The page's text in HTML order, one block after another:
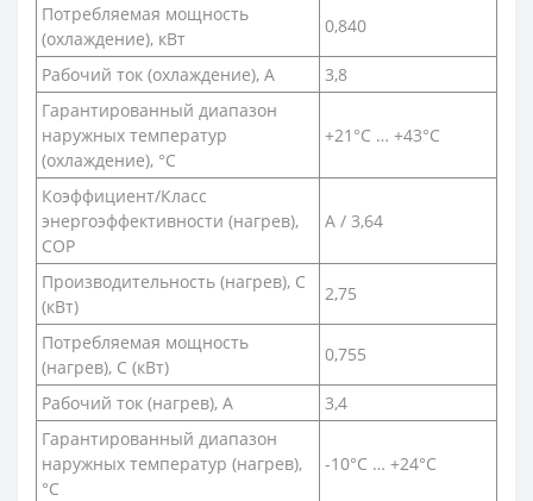
Потребляемая мощность
(охлаждение), кВт
0,840
Рабочий ток (охлаждение), А
3,8
Гарантированный диапазон
наружных температур
(охлаждение), °С
+21°C … +43°С
Коэффициент/Класс
энергоэффективности (нагрев),
COP
А / 3,64
Производительность (нагрев), С
(кВт)
2,75
Потребляемая мощность
(нагрев), С (кВт)
0,755
Рабочий ток (нагрев), А
3,4
Гарантированный диапазон
наружных температур (нагрев),
°С
-10°C … +24°C